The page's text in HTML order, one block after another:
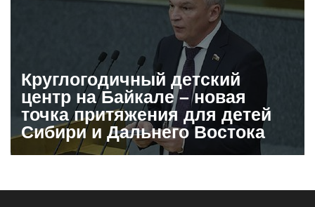
Круглогодичный детский
центр на Байкале – новая
точка притяжения для детей
Сибири и Дальнего Востока